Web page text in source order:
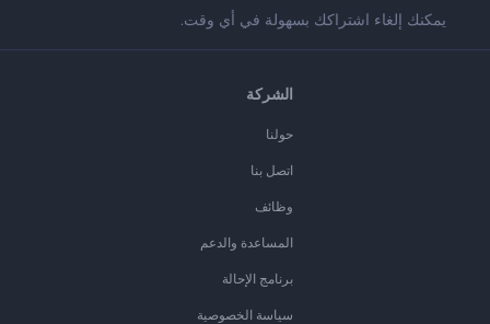
يمكنك إلغاء اشتراكك بسهولة في أي وقت.
الشركة
حولنا
اتصل بنا
وظائف
المساعدة والدعم
برنامج الإحالة
سياسة الخصوصية